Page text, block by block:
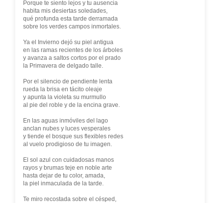
Porque te siento lejos y tu ausencia
habita mis desiertas soledades,
qué profunda esta tarde derramada
sobre los verdes campos inmortales.
Ya el Invierno dejó su piel antigua
en las ramas recientes de los árboles
y avanza a saltos cortos por el prado
la Primavera de delgado talle.
Por el silencio de pendiente lenta
rueda la brisa en tácito oleaje
y apunta la violeta su murmullo
al pie del roble y de la encina grave.
En las aguas inmóviles del lago
anclan nubes y luces vesperales
y tiende el bosque sus flexibles redes
al vuelo prodigioso de tu imagen.
El sol azul con cuidadosas manos
rayos y brumas teje en noble arte
hasta dejar de tu color, amada,
la piel inmaculada de la tarde.
Te miro recostada sobre el césped,